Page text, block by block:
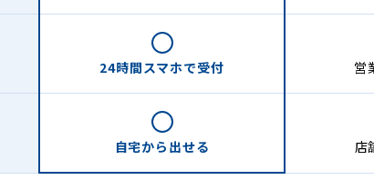
24時間スマホで受付 営
自宅から 出せる 店